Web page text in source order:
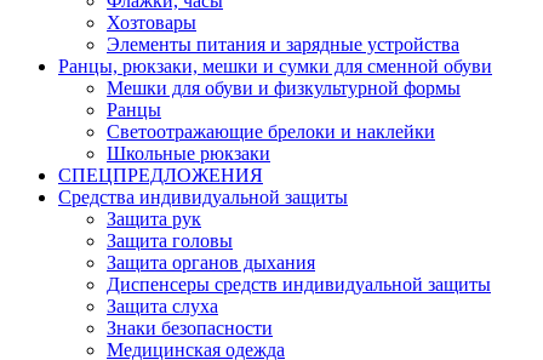
Хозтовары
Элементы питания и зарядные устройства
Ранцы, рюкзаки, мешки и сумки для сменной обуви
Мешки для обуви и физкультурной формы
Ранцы
Светоотражающие брелоки и наклейки
Школьные рюкзаки
СПЕЦПРЕДЛОЖЕНИЯ
Средства индивидуальной защиты
Защита рук
Защита головы
Защита органов дыхания
Диспенсеры средств индивидуальной защиты
Защита слуха
Знаки безопасности
Медицинская одежда